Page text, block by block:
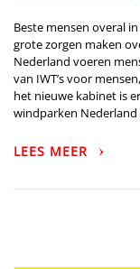
Beste mensen overal
grote zorgen maken
Nederland voeren
van IWT’s voor
het nieuwe kabinet is
windparken
LEES MEER